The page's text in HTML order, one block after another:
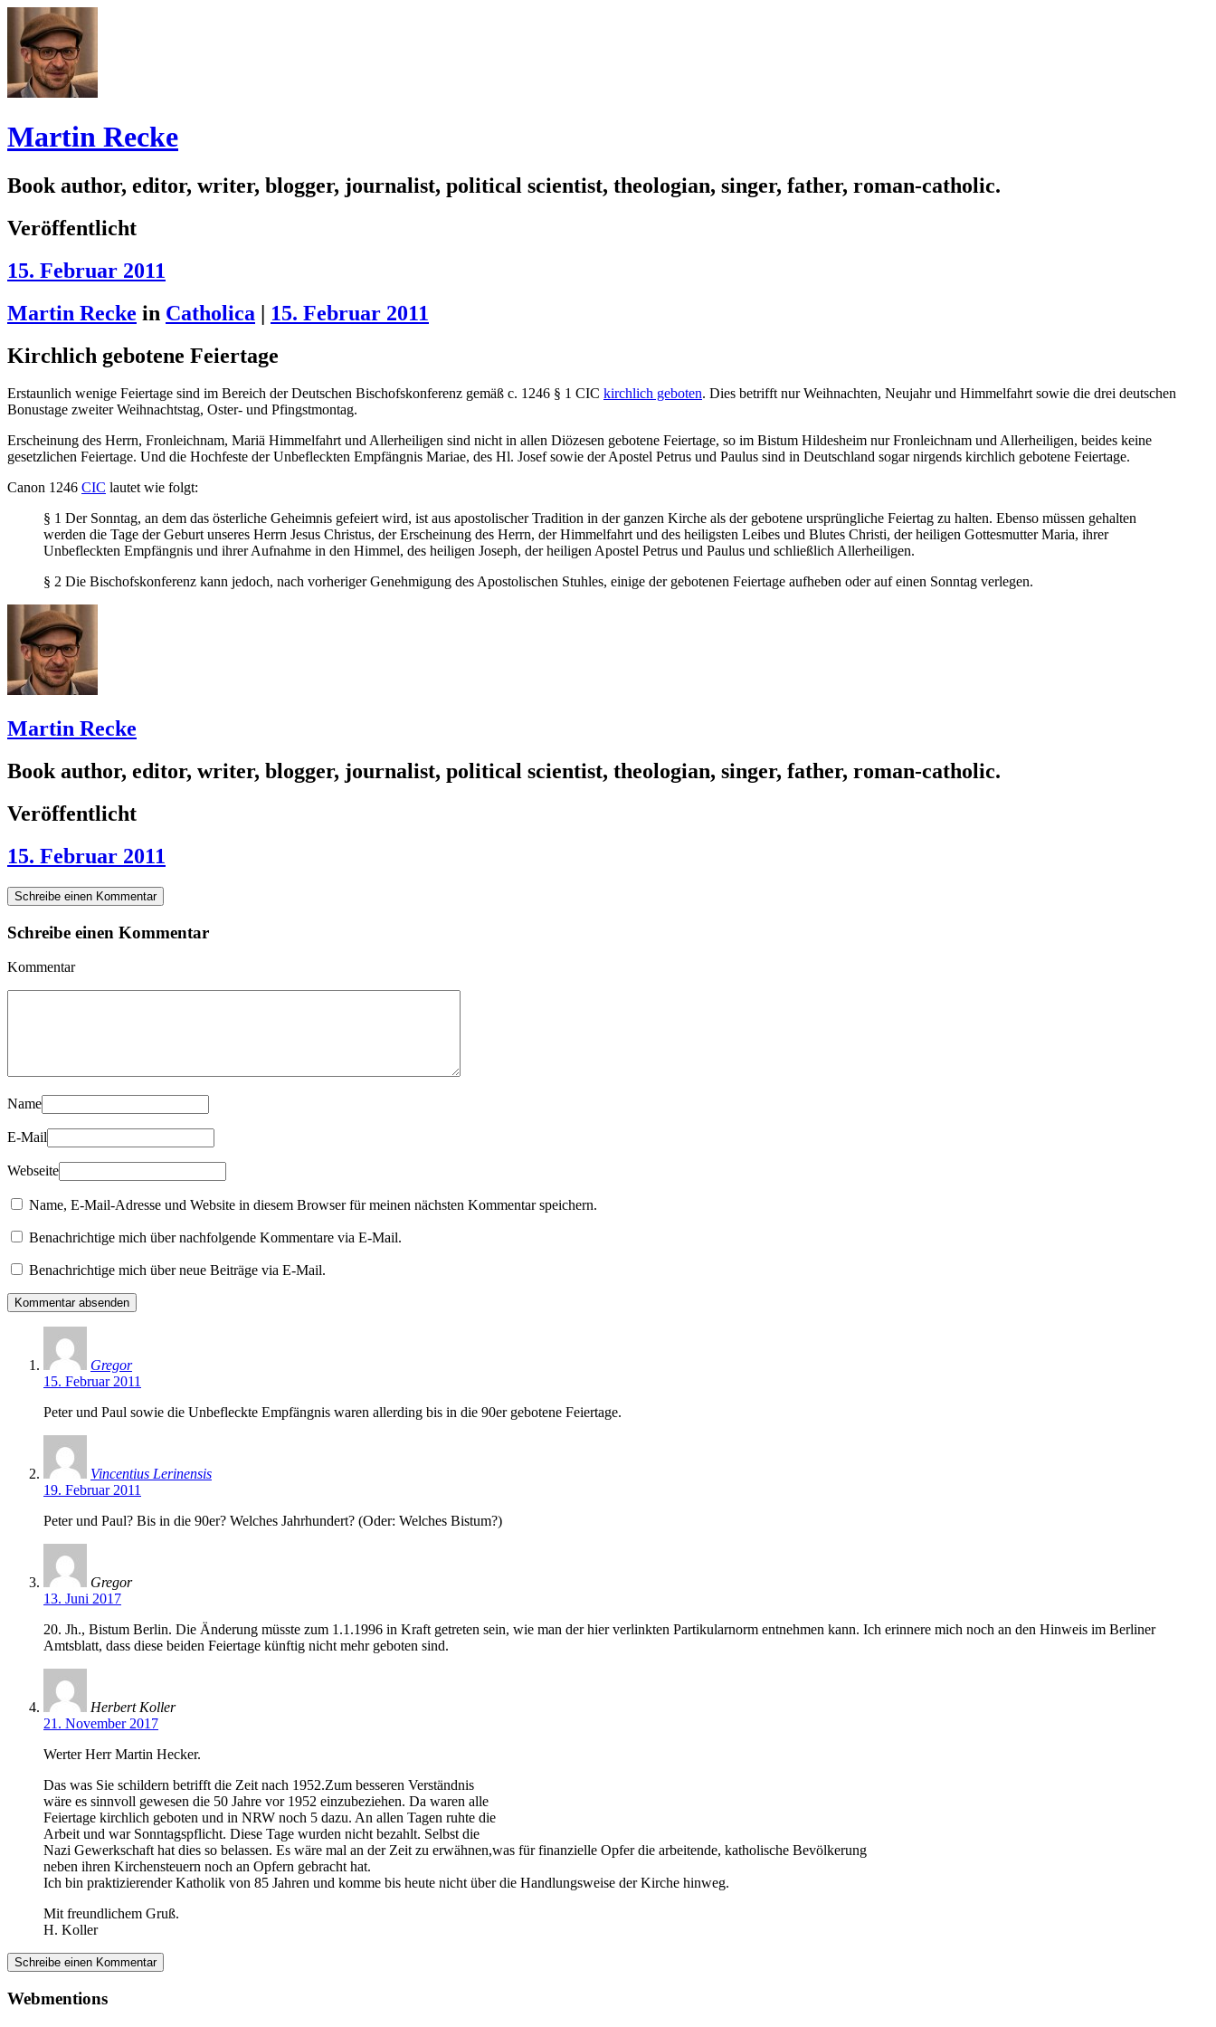
Martin Recke
Book author, editor, writer, blogger, journalist, political scientist, theologian, singer, father, roman-catholic.
Veröffentlicht
15. Februar 2011
Martin Recke in Catholica | 15. Februar 2011
Kirchlich gebotene Feiertage
Erstaunlich wenige Feiertage sind im Bereich der Deutschen Bischofskonferenz gemäß c. 1246 § 1 CIC kirchlich geboten. Dies betrifft nur Weihnachten, Neujahr und Himmelfahrt sowie die drei deutschen
Bonustage zweiter Weihnachtstag, Oster- und Pfingstmontag.
Erscheinung des Herrn, Fronleichnam, Mariä Himmelfahrt und Allerheiligen sind nicht in allen Diözesen gebotene Feiertage, so im Bistum Hildesheim nur Fronleichnam und Allerheiligen, beides keine
gesetzlichen Feiertage. Und die Hochfeste der Unbefleckten Empfängnis Mariae, des Hl. Josef sowie der Apostel Petrus und Paulus sind in Deutschland sogar nirgends kirchlich gebotene Feiertage.
Canon 1246 CIC lautet wie folgt:
§ 1 Der Sonntag, an dem das österliche Geheimnis gefeiert wird, ist aus apostolischer Tradition in der ganzen Kirche als der gebotene ursprüngliche Feiertag zu halten. Ebenso müssen gehalten
werden die Tage der Geburt unseres Herrn Jesus Christus, der Erscheinung des Herrn, der Himmelfahrt und des heiligsten Leibes und Blutes Christi, der heiligen Gottesmutter Maria, ihrer
Unbefleckten Empfängnis und ihrer Aufnahme in den Himmel, des heiligen Joseph, der heiligen Apostel Petrus und Paulus und schließlich Allerheiligen.
§ 2 Die Bischofskonferenz kann jedoch, nach vorheriger Genehmigung des Apostolischen Stuhles, einige der gebotenen Feiertage aufheben oder auf einen Sonntag verlegen.
Martin Recke
Book author, editor, writer, blogger, journalist, political scientist, theologian, singer, father, roman-catholic.
Veröffentlicht
15. Februar 2011
Schreibe einen Kommentar
Schreibe einen Kommentar
Kommentar
Name
E-Mail
Webseite
Name, E-Mail-Adresse und Website in diesem Browser für meinen nächsten Kommentar speichern.
Benachrichtige mich über nachfolgende Kommentare via E-Mail.
Benachrichtige mich über neue Beiträge via E-Mail.
Gregor
15. Februar 2011
Peter und Paul sowie die Unbefleckte Empfängnis waren allerding bis in die 90er gebotene Feiertage.
Vincentius Lerinensis
19. Februar 2011
Peter und Paul? Bis in die 90er? Welches Jahrhundert? (Oder: Welches Bistum?)
Gregor
13. Juni 2017
20. Jh., Bistum Berlin. Die Änderung müsste zum 1.1.1996 in Kraft getreten sein, wie man der hier verlinkten Partikularnorm entnehmen kann. Ich erinnere mich noch an den Hinweis im Berliner
Amtsblatt, dass diese beiden Feiertage künftig nicht mehr geboten sind.
Herbert Koller
21. November 2017
Werter Herr Martin Hecker.
Das was Sie schildern betrifft die Zeit nach 1952.Zum besseren Verständnis
wäre es sinnvoll gewesen die 50 Jahre vor 1952 einzubeziehen. Da waren alle
Feiertage kirchlich geboten und in NRW noch 5 dazu. An allen Tagen ruhte die
Arbeit und war Sonntagspflicht. Diese Tage wurden nicht bezahlt. Selbst die
Nazi Gewerkschaft hat dies so belassen. Es wäre mal an der Zeit zu erwähnen,was für finanzielle Opfer die arbeitende, katholische Bevölkerung
neben ihren Kirchensteuern noch an Opfern gebracht hat.
Ich bin praktizierender Katholik von 85 Jahren und komme bis heute nicht über die Handlungsweise der Kirche hinweg.
Mit freundlichem Gruß.
H. Koller
Schreibe einen Kommentar
Webmentions